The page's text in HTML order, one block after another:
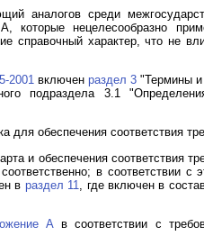
среди
нецелесообразно
справочный характер, что не
2001 включен раздел 3 "Термины и
подраздела 3.1
для обеспечения соответствия
и обеспечения соответствия
в соответствии
в раздел 11 , где включен в
А в соответствии с